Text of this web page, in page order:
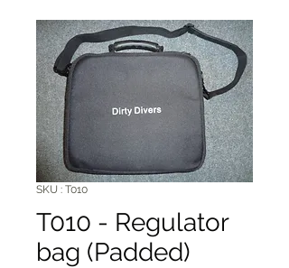
SKU : T010
T010 - Regulator
bag (Padded)